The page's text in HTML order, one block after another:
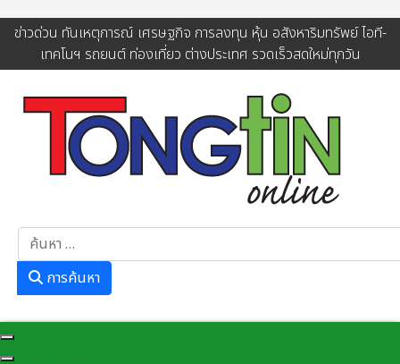
ข่าวด่วน ทันเหตุการณ์ เศรษฐกิจ การลงทุน หุ้น อสังหาริมทรัพย์ ไอที-
เทคโนฯ รถยนต์ ท่องเที่ยว ต่างประเทศ รวดเร็วสดใหม่ทุกวัน
การค้นหา